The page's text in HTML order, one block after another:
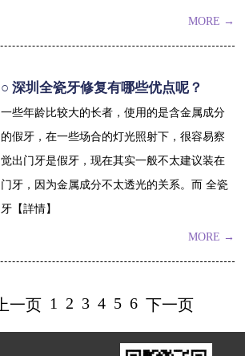
MORE →
○ 深圳全瓷牙修复有哪些优点呢？
一些年龄比较大的长者，使用的是含金属成分
的假牙，在一些场合的灯光照射下，很容易察
觉出门牙是假牙，现在其实一般不太建议装在
门牙，因为金属成分不太透光的关系。而 全瓷
牙【詳情】
MORE →
上一页 1 2 3 4 5 6 下一页